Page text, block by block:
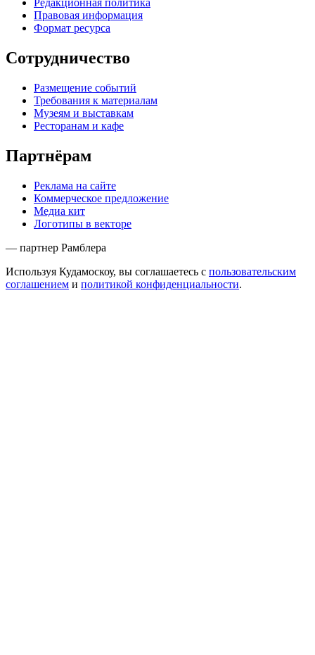
Редакционная политика
Правовая информация
Формат ресурса
Сотрудничество
Размещение событий
Требования к материалам
Музеям и выставкам
Ресторанам и кафе
Партнёрам
Реклама на сайте
Коммерческое предложение
Медиа кит
Логотипы в векторе
— партнер Рамблера
Используя Кудамоскоу, вы соглашаетесь с пользовательским
соглашением и политикой конфиденциальности.